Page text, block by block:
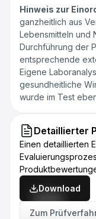
Hinweis zur
ganzheitlich aus
Lebensmitteln und
Durchführung der
entsprechende
Eigene
gesundheitliche
wurde im Test
Detaillierter
Einen detaillierten
Download
Zum